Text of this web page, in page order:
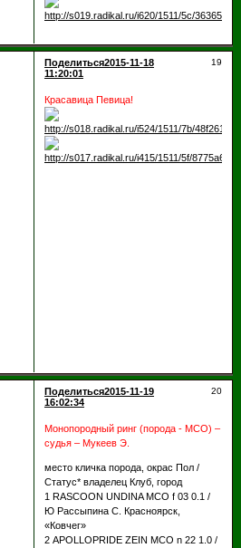
Поделиться 19
2015-11-18
11:20:01
Красавица Певица!
Поделиться 20
2015-11-19
16:02:34
Монопородный ринг (порода - MCO) –
судья – Мукеев Э.
место кличка порода, окрас Пол /
Статус* владелец Клуб, город
1 RASCOON UNDINA МСО f 03 0.1 /
Ю Рассыпина С. Красноярск,
«Ковчег»
2 APOLLOPRIDE ZEIN МСО n 22 1.0 /